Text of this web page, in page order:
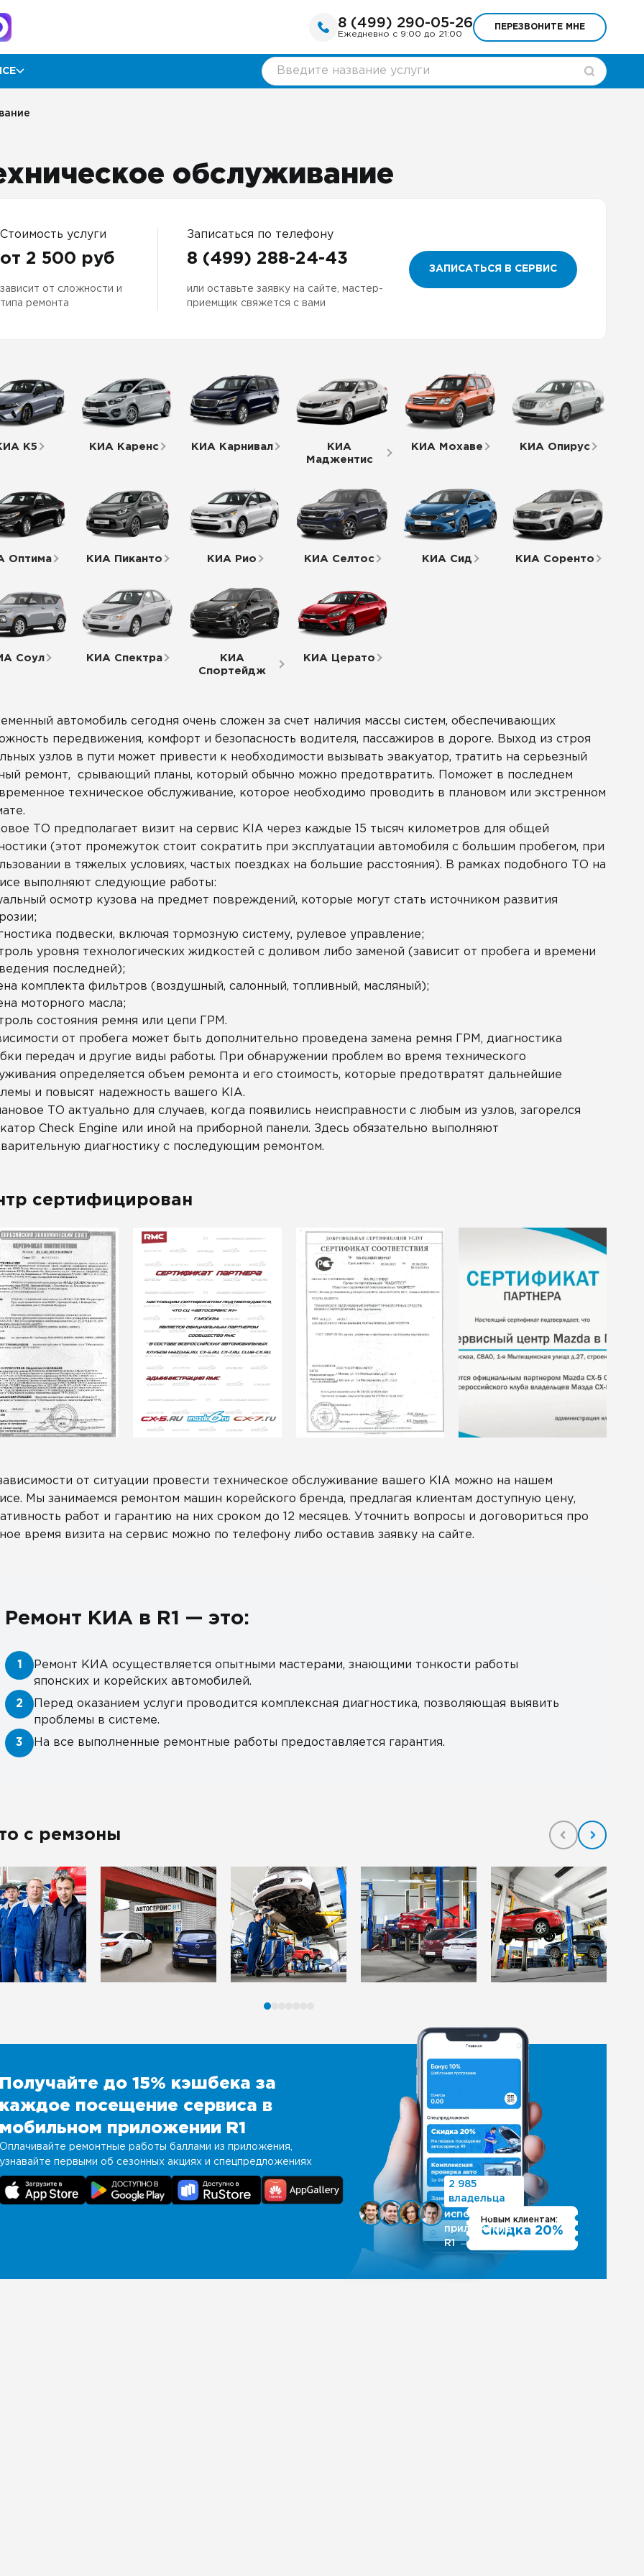
8 (499) 290-05-26
Ежедневно с 9:00 до 21:00
ПЕРЕЗВОНИТЕ МНЕ
лояльности
клиентам
мазда в москве
обслуживание
Стоимость услуги
от 2 500 руб
зависит от сложности и
типа ремонта
Записаться по телефону
8 (499) 288-24-43
или оставьте заявку на сайте, мастер-
приемщик свяжется с вами
ЗАПИСАТЬСЯ В СЕРВИС
К5 КИА Каренс КИА Карнивал
КИА
Маджентис
КИА Мохаве КИА Опирус
Оптима КИА Пиканто КИА Рио КИА Селтос КИА Сид КИА Соренто
Соул КИА Спектра
КИА
Спортейдж
КИА Церато
автомобиль сегодня очень сложен за счет наличия массы систем, обеспечивающих
передвижения, комфорт и безопасность водителя, пассажиров в дороге. Выход из строя
узлов в пути может привести к необходимости вызывать эвакуатор, тратить на серьезный
ремонт, срывающий планы, который обычно можно предотвратить. Поможет в последнем
техническое обслуживание, которое необходимо проводить в плановом или экстренном
ТО предполагает визит на сервис KIA через каждые 15 тысяч километров для общей
(этот промежуток стоит сократить при эксплуатации автомобиля с большим пробегом, при
в тяжелых условиях, частых поездках на большие расстояния). В рамках подобного ТО на
выполняют следующие работы:
осмотр кузова на предмет повреждений, которые могут стать источником развития
подвески, включая тормозную систему, рулевое управление;
уровня технологических жидкостей с доливом либо заменой (зависит от пробега и времени
последней);
комплекта фильтров (воздушный, салонный, топливный, масляный);
моторного масла;
состояния ремня или цепи ГРМ.
от пробега может быть дополнительно проведена замена ремня ГРМ, диагностика
передач и другие виды работы. При обнаружении проблем во время технического
определяется объем ремонта и его стоимость, которые предотвратят дальнейшие
и повысят надежность вашего KIA.
ТО актуально для случаев, когда появились неисправности с любым из узлов, загорелся
Check Engine или иной на приборной панели. Здесь обязательно выполняют
диагностику с последующим ремонтом.
сертифицирован
от ситуации провести техническое обслуживание вашего KIA можно на нашем
Мы занимаемся ремонтом машин корейского бренда, предлагая клиентам доступную цену,
работ и гарантию на них сроком до 12 месяцев. Уточнить вопросы и договориться про
время визита на сервис можно по телефону либо оставив заявку на сайте.
Ремонт КИА в R1 — это:
1
Ремонт КИА осуществляется опытными мастерами, знающими тонкости работы
японских и корейских автомобилей.
2
Перед оказанием услуги проводится комплексная диагностика, позволяющая выявить
проблемы в системе.
3 На все выполненные ремонтные работы предоставляется гарантия.
с ремзоны
Получайте до 15% кэшбека за
каждое посещение сервиса в
мобильном приложении R1
Оплачивайте ремонтные работы баллами из приложения,
узнавайте первыми об сезонных акциях и спецпредложениях
Новым клиентам:
Скидка 20%
2 985
владельца
используют
приложение
R1